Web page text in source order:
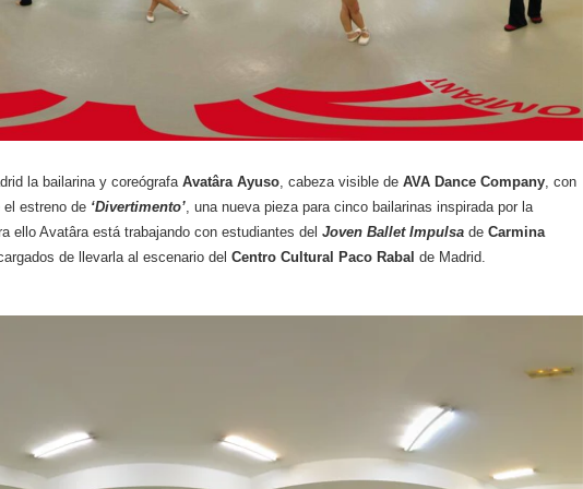
la bailarina y coreógrafa Avatâra Ayuso , cabeza visible de AVA Dance Company , con
estreno de ‘Divertimento’ , una nueva pieza para cinco bailarinas inspirada por la
ello Avatâra está trabajando con estudiantes del Joven Ballet Impulsa de Carmina
de llevarla al escenario del Centro Cultural Paco Rabal de Madrid.